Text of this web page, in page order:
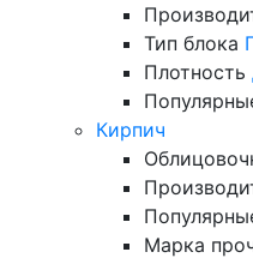
Тип блока
Плотность
Кирпич
Марка